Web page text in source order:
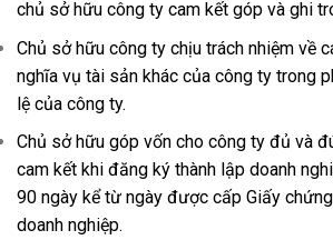
chủ sở hữu công ty cam kết góp và ghi
Chủ sở hữu công ty chịu trách nhiệm về
nghĩa vụ tài sản khác của công ty trong
lệ của công ty.
Chủ sở hữu góp vốn cho công ty đủ và
cam kết khi đăng ký thành lập doanh
90 ngày kể từ ngày được cấp Giấy
doanh nghiệp.